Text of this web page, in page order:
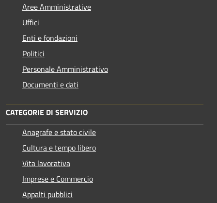
Aree Amministrative
Uffici
Enti e fondazioni
Politici
Personale Amministrativo
Documenti e dati
CATEGORIE DI SERVIZIO
Anagrafe e stato civile
Cultura e tempo libero
Vita lavorativa
Imprese e Commercio
Appalti pubblici